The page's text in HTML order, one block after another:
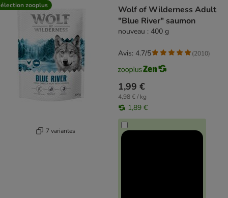
zooplus
7 variantes
Wolf of Wilderness Adult
"Blue River" saumon
nouveau : 400 g
1,99 €
4,98 € / kg
1,89 €
Avis: 4.7/5 (2010)